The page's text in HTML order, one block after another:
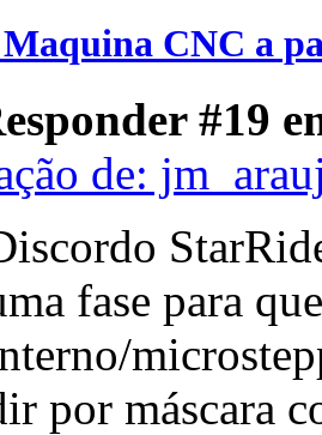
CNC a
#19
de:
fase para
por máscara